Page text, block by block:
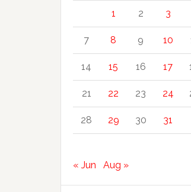
1 2 3
7 8 9 10
14 15 16 17
21 22 23 24
28 29 30 31
« Jun Aug »